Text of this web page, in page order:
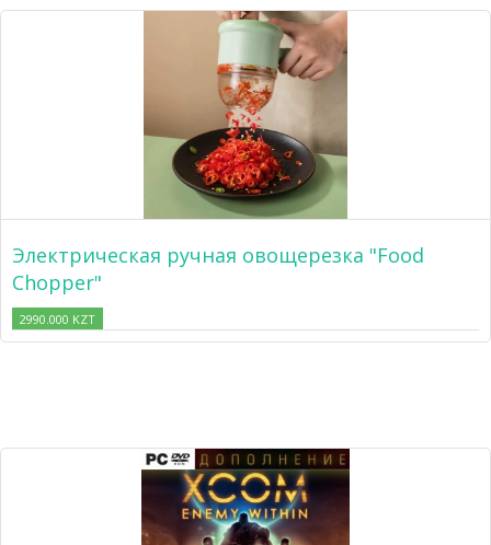
Электрическая ручная овощерезка "Food
Chopper"
2990.000 KZT